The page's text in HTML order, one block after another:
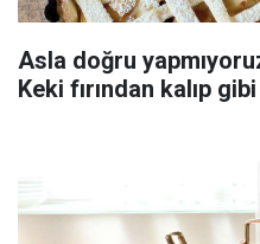
Asla doğru
Keki fırından kalıp